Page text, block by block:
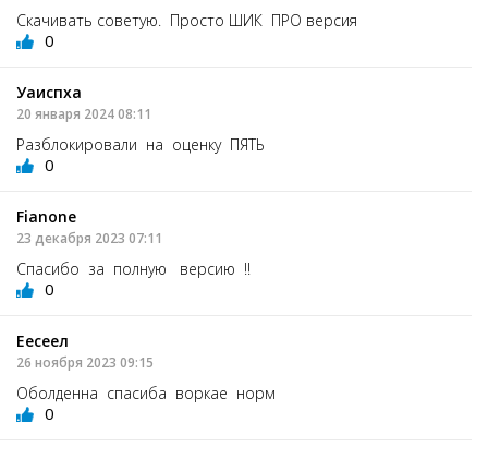
Скачивать советую. Просто ШИК ПРО версия
0
Уаиспха
20 января 2024 08:11
Разблокировали на оценку ПЯТЬ
0
Fianone
23 декабря 2023 07:11
Спасибо за полную версию !!
0
Еесеел
26 ноября 2023 09:15
Оболденна спасиба воркае норм
0